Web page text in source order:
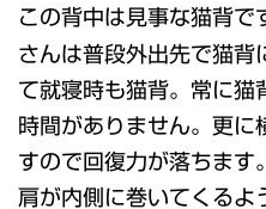
この背中は見事な猫背で
さんは普段外出先で猫背
て就寝時も猫背。常に猫
時間がありません。更に
すので回復力が落ちます
肩が内側に巻いてくるよ